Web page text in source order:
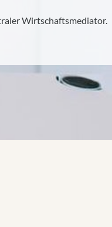
Wirtschaftsmediator.